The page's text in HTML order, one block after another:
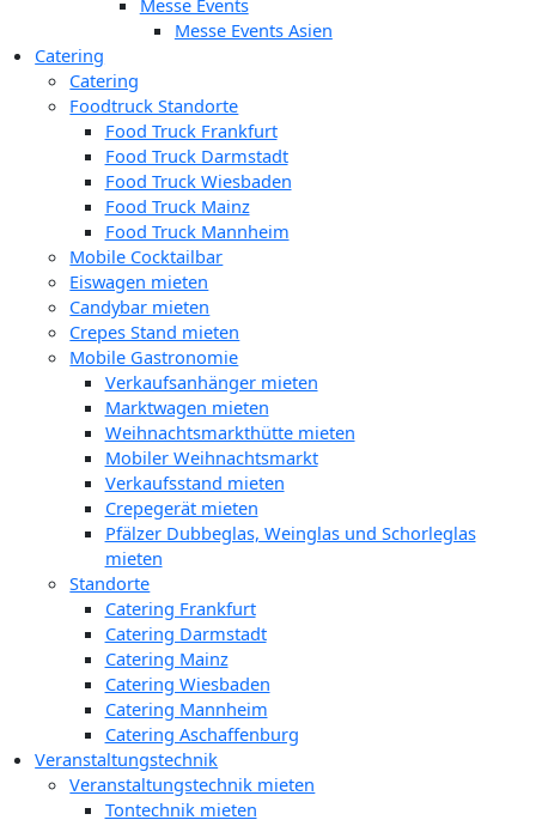
Messe Events
Messe Events Asien
Catering
Catering
Foodtruck Standorte
Food Truck Frankfurt
Food Truck Darmstadt
Food Truck Wiesbaden
Food Truck Mainz
Food Truck Mannheim
Mobile Cocktailbar
Eiswagen mieten
Candybar mieten
Crepes Stand mieten
Mobile Gastronomie
Verkaufsanhänger mieten
Marktwagen mieten
Weihnachtsmarkthütte mieten
Mobiler Weihnachtsmarkt
Verkaufsstand mieten
Crepegerät mieten
Pfälzer Dubbeglas, Weinglas und Schorleglas
mieten
Standorte
Catering Frankfurt
Catering Darmstadt
Catering Mainz
Catering Wiesbaden
Catering Mannheim
Catering Aschaffenburg
Veranstaltungstechnik
Veranstaltungstechnik mieten
Tontechnik mieten